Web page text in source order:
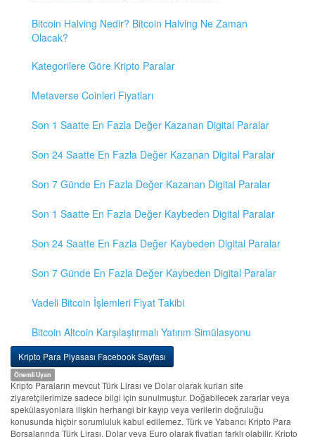
Bitcoin Halving Nedir? Bitcoin Halving Ne Zaman
Olacak?
Kategorilere Göre Kripto Paralar
Metaverse Coinleri Fiyatları
Son 1 Saatte En Fazla Değer Kazanan Digital Paralar
Son 24 Saatte En Fazla Değer Kazanan Digital Paralar
Son 7 Günde En Fazla Değer Kazanan Digital Paralar
Son 1 Saatte En Fazla Değer Kaybeden Digital Paralar
Son 24 Saatte En Fazla Değer Kaybeden Digital Paralar
Son 7 Günde En Fazla Değer Kaybeden Digital Paralar
Vadeli Bitcoin İşlemleri Fiyat Takibi
Bitcoin Altcoin Karşılaştırmalı Yatırım Simülasyonu
Kripto Para Piyasası Facebook Sayfası
Önemli Uyarı
Kripto Paraların mevcut Türk Lirası ve Dolar olarak kurları site
ziyaretçilerimize sadece bilgi için sunulmuştur. Doğabilecek zararlar veya
spekülasyonlara ilişkin herhangi bir kayıp veya verilerin doğruluğu
konusunda hiçbir sorumluluk kabul edilemez. Türk ve Yabancı Kripto Para
Borsalarında Türk Lirası, Dolar veya Euro olarak fiyatları farklı olabilir. Kripto